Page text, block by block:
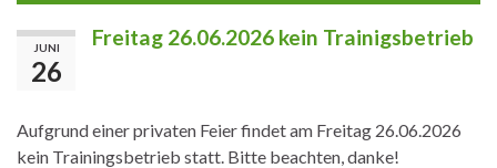
JUNI
26
Freitag 26.06.2026 kein Trainigsbetrieb
Aufgrund einer privaten Feier findet am Freitag 26.06.2026
kein Trainingsbetrieb statt. Bitte beachten, danke!